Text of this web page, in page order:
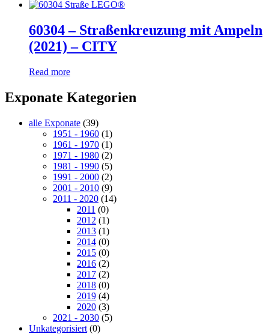
60304 – Straßenkreuzung mit Ampeln
(2021) – CITY
Read more
Exponate Kategorien
alle Exponate (39)
1951 - 1960 (1)
1961 - 1970 (1)
1971 - 1980 (2)
1981 - 1990 (5)
1991 - 2000 (2)
2001 - 2010 (9)
2011 - 2020 (14)
2011 (0)
2012 (1)
2013 (1)
2014 (0)
2015 (0)
2016 (2)
2017 (2)
2018 (0)
2019 (4)
2020 (3)
2021 - 2030 (5)
Unkategorisiert (0)